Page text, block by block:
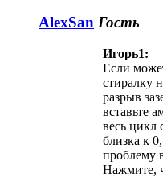
AlexSan Гость
Игорь1:
Если
стиралку
разрыв
вставьте
весь цикл
близка к
проблему
Нажмите,